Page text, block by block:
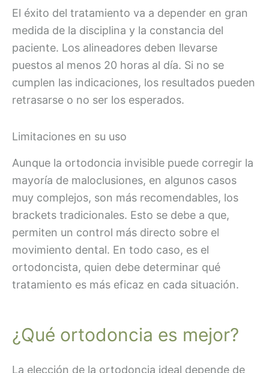
El éxito del tratamiento va a depender en gran
medida de la disciplina y la constancia del
paciente. Los alineadores deben llevarse
puestos al menos 20 horas al día. Si no se
cumplen las indicaciones, los resultados pueden
retrasarse o no ser los esperados.
Limitaciones en su uso
Aunque la ortodoncia invisible puede corregir la
mayoría de maloclusiones, en algunos casos
muy complejos, son más recomendables, los
brackets tradicionales. Esto se debe a que,
permiten un control más directo sobre el
movimiento dental. En todo caso, es el
ortodoncista, quien debe determinar qué
tratamiento es más eficaz en cada situación.
¿Qué ortodoncia es mejor?
La elección de la ortodoncia ideal depende de